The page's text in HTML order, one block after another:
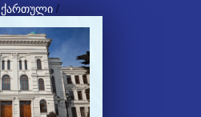
ქართული /